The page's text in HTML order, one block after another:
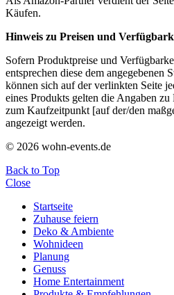
Käufen.
Hinweis zu Preisen und
Sofern Produktpreise und
entsprechen diese dem angegebenen
können sich auf der verlinkten Seite
eines Produkts gelten die Angaben
zum Kaufzeitpunkt [auf der/den
angezeigt werden.
© 2026 wohn-events.de
Back to Top
Close
Startseite
Zuhause feiern
Deko & Ambiente
Wohnideen
Planung
Genuss
Home Entertainment